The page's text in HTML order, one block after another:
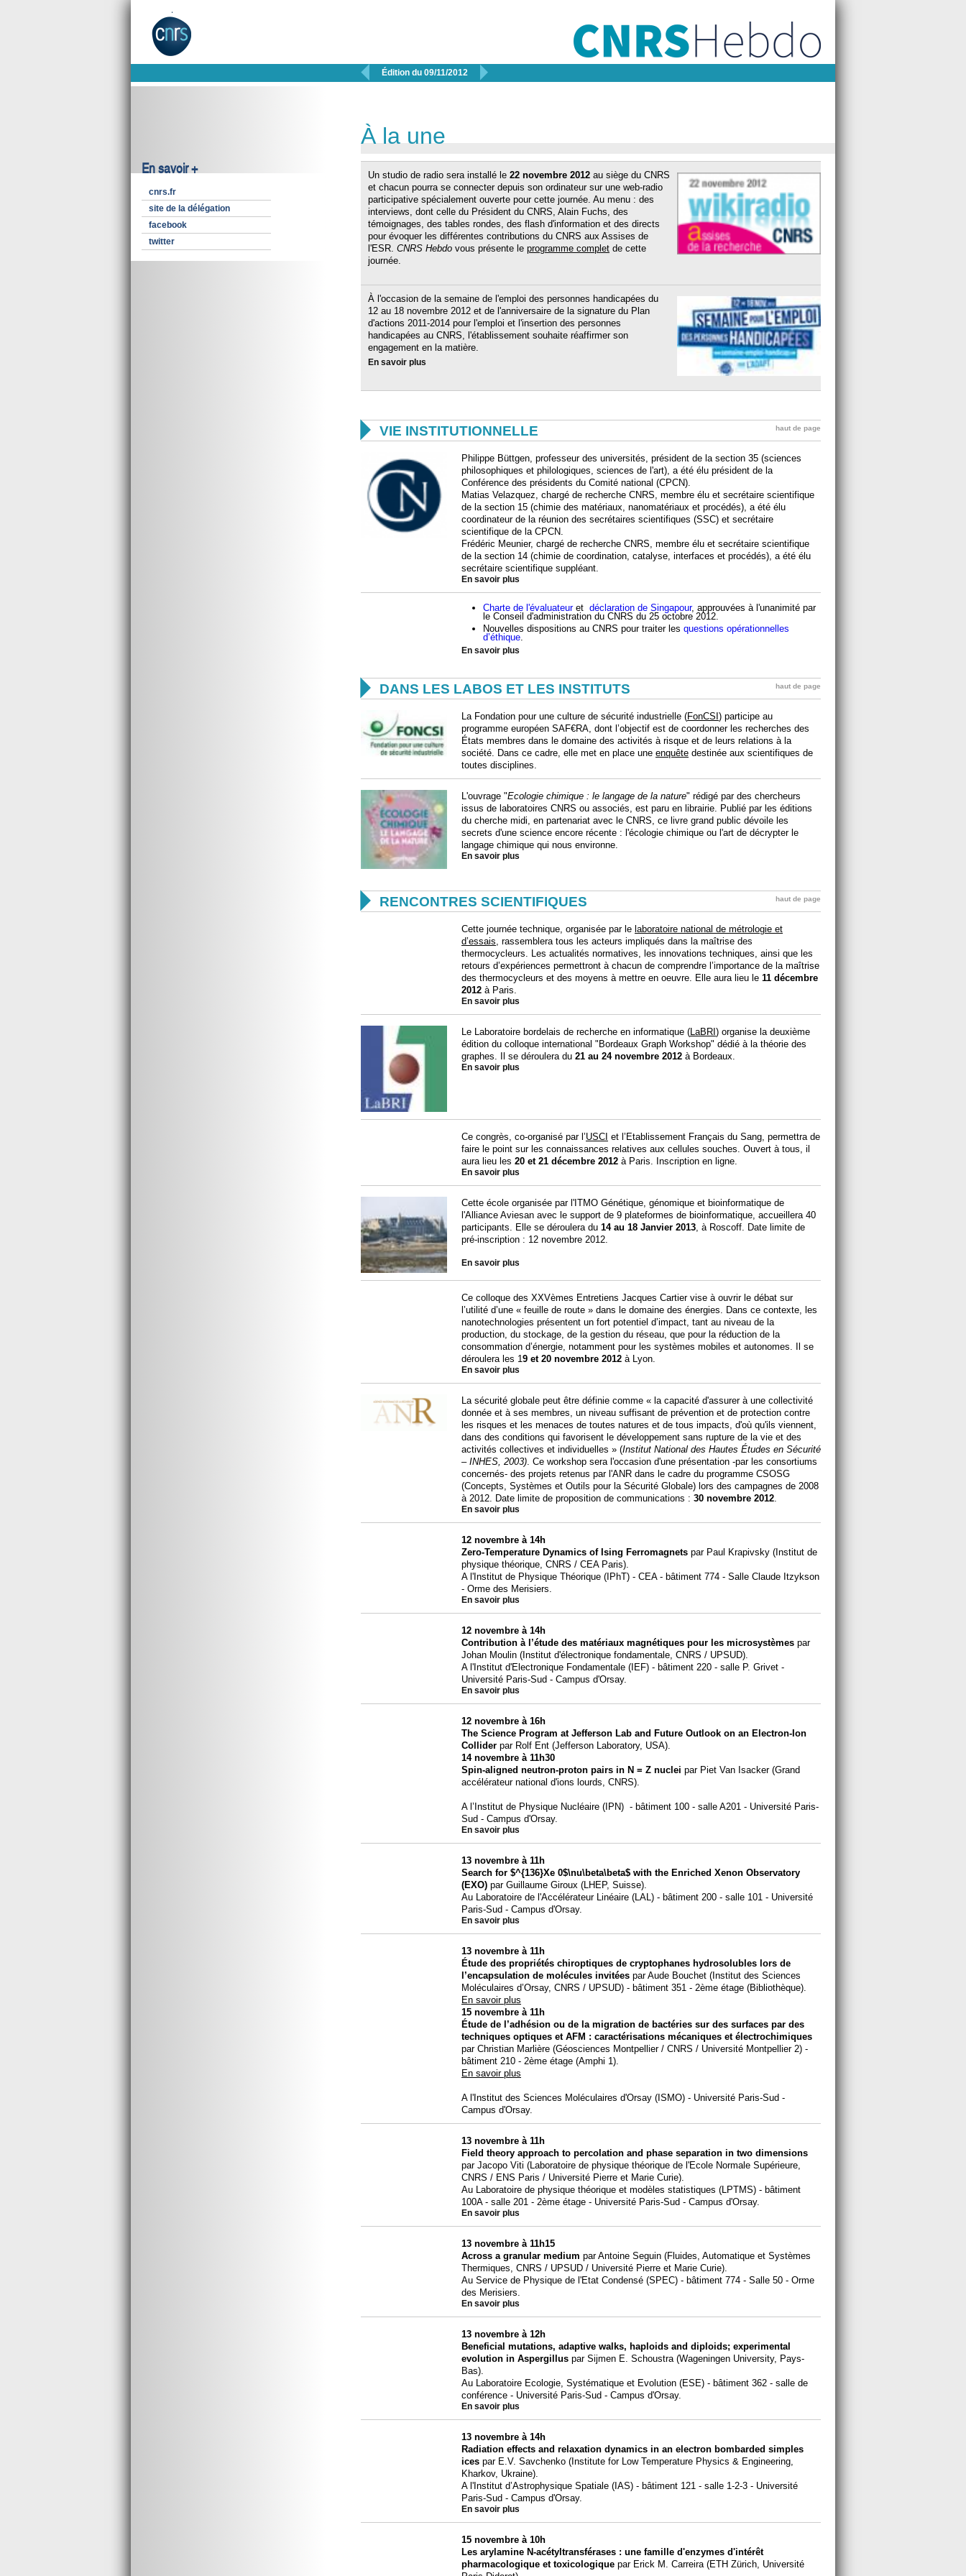
 Édition du 09/11/2012 
En savoir +
cnrs.fr
site de la délégation
facebook
twitter
À la une
Un studio de radio sera installé le 22 novembre 2012 au siège du CNRS
et chacun pourra se connecter depuis son ordinateur sur une web-radio
participative spécialement ouverte pour cette journée. Au menu : des
interviews, dont celle du Président du CNRS, Alain Fuchs, des
témoignages, des tables rondes, des flash d'information et des directs
pour évoquer les différentes contributions du CNRS aux Assises de
l'ESR. CNRS Hebdo vous présente le programme complet de cette
journée.
À l'occasion de la semaine de l'emploi des personnes handicapées du
12 au 18 novembre 2012 et de l'anniversaire de la signature du Plan
d'actions 2011-2014 pour l'emploi et l'insertion des personnes
handicapées au CNRS, l'établissement souhaite réaffirmer son
engagement en la matière.
En savoir plus
 VIE INSTITUTIONNELLE haut de page
Philippe Büttgen, professeur des universités, président de la section 35 (sciences
philosophiques et philologiques, sciences de l'art), a été élu président de la
Conférence des présidents du Comité national (CPCN).
Matias Velazquez, chargé de recherche CNRS, membre élu et secrétaire scientifique
de la section 15 (chimie des matériaux, nanomatériaux et procédés), a été élu
coordinateur de la réunion des secrétaires scientifiques (SSC) et secrétaire
scientifique de la CPCN.
Frédéric Meunier, chargé de recherche CNRS, membre élu et secrétaire scientifique
de la section 14 (chimie de coordination, catalyse, interfaces et procédés), a été élu
secrétaire scientifique suppléant.
En savoir plus
Charte de l'évaluateuret déclaration de Singapour, approuvées à l'unanimité par
le Conseil d'administration du CNRS du 25 octobre 2012.
Nouvelles dispositions au CNRS pour traiter les questions opérationnelles
d’éthique
En savoir plus
 DANS LES LABOS ET LES INSTITUTS haut de page
La Fondation pour une culture de sécurité industrielle (FonCSI ) participe au
programme européen SAF€RA, dont l’objectif est de coordonner les recherches des
États membres dans le domaine des activités à risque et de leurs relations à la
société. Dans ce cadre, elle met en place une enquête destinée aux scientifiques de
toutes disciplines.
L'ouvrage "Ecologie chimique : le langage de la nature" rédigé par des chercheurs
issus de laboratoires CNRS ou associés, est paru en librairie. Publié par les éditions
du cherche midi, en partenariat avec le CNRS, ce livre grand public dévoile les
secrets d'une science encore récente : l'écologie chimique ou l'art de décrypter le
langage chimique qui nous environne.
En savoir plus
 RENCONTRES SCIENTIFIQUES haut de page
Cette journée technique, organisée par le laboratoire national de métrologie et
d’essais , rassemblera tous les acteurs impliqués dans la maîtrise des
thermocycleurs. Les actualités normatives, les innovations techniques, ainsi que les
retours d’expériences permettront à chacun de comprendre l’importance de la maîtrise
des thermocycleurs et des moyens à mettre en oeuvre. Elle aura lieu le 11 décembre
2012 à Paris.
En savoir plus
Le Laboratoire bordelais de recherche en informatique ( LaBRI ) organise la deuxième
édition du colloque international "Bordeaux Graph Workshop" dédié à la théorie des
graphes. Il se déroulera du 21 au 24 novembre 2012 à Bordeaux.
En savoir plus
Ce congrès, co-organisé par l’USCI et l’Etablissement Français du Sang, permettra de
faire le point sur les connaissances relatives aux cellules souches. Ouvert à tous, il
aura lieu les 20 et 21 décembre 2012 à Paris. Inscription en ligne.
En savoir plus
Cette école organisée par l'ITMO Génétique, génomique et bioinformatique de
l'Alliance Aviesan avec le support de 9 plateformes de bioinformatique, accueillera 40
participants. Elle se déroulera du 14 au 18 Janvier 2013 , à Roscoff. Date limite de
pré-inscription : 12 novembre 2012.
En savoir plus
Ce colloque des XXVèmes Entretiens Jacques Cartier vise à ouvrir le débat sur
l’utilité d’une « feuille de route » dans le domaine des énergies. Dans ce contexte, les
nanotechnologies présentent un fort potentiel d’impact, tant au niveau de la
production, du stockage, de la gestion du réseau, que pour la réduction de la
consommation d’énergie, notamment pour les systèmes mobiles et autonomes. Il se
déroulera les 19 et 20 novembre 2012 à Lyon.
En savoir plus
La sécurité globale peut être définie comme « la capacité d'assurer à une collectivité
donnée et à ses membres, un niveau suffisant de prévention et de protection contre
les risques et les menaces de toutes natures et de tous impacts, d'où qu'ils viennent,
dans des conditions qui favorisent le développement sans rupture de la vie et des
activités collectives et individuelles » (Institut National des Hautes Études en Sécurité
– INHES, 2003) . Ce workshop sera l'occasion d'une présentation -par les consortiums
concernés- des projets retenus par l'ANR dans le cadre du programme CSOSG
(Concepts, Systèmes et Outils pour la Sécurité Globale) lors des campagnes de 2008
à 2012. Date limite de proposition de communications : 30 novembre 2012
En savoir plus
12 novembre à 14h
Zero-Temperature Dynamics of Ising Ferromagnets par Paul Krapivsky (Institut de
physique théorique, CNRS / CEA Paris).
A l'Institut de Physique Théorique (IPhT) - CEA - bâtiment 774 - Salle Claude Itzykson
- Orme des Merisiers.
En savoir plus
12 novembre à 14h
Contribution à l’étude des matériaux magnétiques pour les microsystèmes par
Johan Moulin (Institut d'électronique fondamentale, CNRS / UPSUD).
A l'Institut d'Electronique Fondamentale (IEF) - bâtiment 220 - salle P. Grivet -
Université Paris-Sud - Campus d'Orsay.
En savoir plus
12 novembre à 16h
The Science Program at Jefferson Lab and Future Outlook on an Electron-Ion
Collider par Rolf Ent (Jefferson Laboratory, USA).
14 novembre à 11h30
Spin-aligned neutron-proton pairs in N = Z nuclei par Piet Van Isacker (Grand
accélérateur national d'ions lourds, CNRS).
A l’Institut de Physique Nucléaire (IPN) - bâtiment 100 - salle A201 - Université Paris-
Sud - Campus d'Orsay.
En savoir plus
13 novembre à 11h
Search for $^{136}Xe 0$\nu\beta\beta$ with the Enriched Xenon Observatory
(EXO) par Guillaume Giroux (LHEP, Suisse).
Au Laboratoire de l'Accélérateur Linéaire (LAL) - bâtiment 200 - salle 101 - Université
Paris-Sud - Campus d'Orsay.
En savoir plus
13 novembre à 11h
Étude des propriétés chiroptiques de cryptophanes hydrosolubles lors de
l’encapsulation de molécules invitées par Aude Bouchet (Institut des Sciences
Moléculaires d’Orsay, CNRS / UPSUD) - bâtiment 351 - 2ème étage (Bibliothèque).
En savoir plus
15 novembre à 11h
Étude de l’adhésion ou de la migration de bactéries sur des surfaces par des
techniques optiques et AFM : caractérisations mécaniques et électrochimiques
par Christian Marlière (Géosciences Montpellier / CNRS / Université Montpellier 2) -
bâtiment 210 - 2ème étage (Amphi 1).
En savoir plus
A l'Institut des Sciences Moléculaires d'Orsay (ISMO) - Université Paris-Sud -
Campus d'Orsay.
13 novembre à 11h
Field theory approach to percolation and phase separation in two dimensions
par Jacopo Viti (Laboratoire de physique théorique de l'Ecole Normale Supérieure,
CNRS / ENS Paris / Université Pierre et Marie Curie).
Au Laboratoire de physique théorique et modèles statistiques (LPTMS) - bâtiment
100A - salle 201 - 2ème étage - Université Paris-Sud - Campus d'Orsay.
En savoir plus
13 novembre à 11h15
Across a granular medium par Antoine Seguin (Fluides, Automatique et Systèmes
Thermiques, CNRS / UPSUD / Université Pierre et Marie Curie).
Au Service de Physique de l'Etat Condensé (SPEC) - bâtiment 774 - Salle 50 - Orme
des Merisiers.
En savoir plus
13 novembre à 12h
Beneficial mutations, adaptive walks, haploids and diploids; experimental
evolution in Aspergillus par Sijmen E. Schoustra (Wageningen University, Pays-
Bas).
Au Laboratoire Ecologie, Systématique et Evolution (ESE) - bâtiment 362 - salle de
conférence - Université Paris-Sud - Campus d'Orsay.
En savoir plus
13 novembre à 14h
Radiation effects and relaxation dynamics in an electron bombarded simples
ices par E.V. Savchenko (Institute for Low Temperature Physics & Engineering,
Kharkov, Ukraine).
A l'Institut d’Astrophysique Spatiale (IAS) - bâtiment 121 - salle 1-2-3 - Université
Paris-Sud - Campus d'Orsay.
En savoir plus
15 novembre à 10h
Les arylamine N-acétyltransférases : une famille d'enzymes d'intérêt
pharmacologique et toxicologique par Erick M. Carreira (ETH Zürich, Université